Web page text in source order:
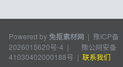
Powered by免抠素材网 | 豫ICP备
2026015620号-4 |
豫公网安备
41030402000188号 | 联系我们